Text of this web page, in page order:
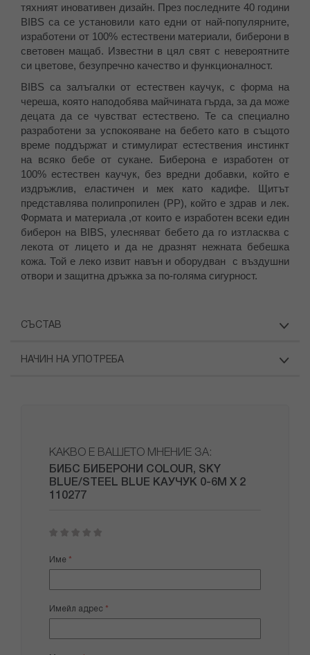
тяхният иновативен дизайн. През последните 40 години
BIBS са се установили като едни от най-популярните,
изработени от 100% естествени материали, биберони в
световен мащаб. Известни в цял свят с невероятните
си цветове, безупречно качество и функционалност.
BIBS са залъгалки от естествен каучук, с форма на
череша, която наподобява майчината гърда, за да може
децата да се чувстват естествено. Те са специално
разработени за успокояване на бебето като в същото
време поддържат и стимулират естествения инстинкт
на всяко бебе от сукане. Биберона е изработен от
100% естествен каучук, без вредни добавки, който е
издръжлив, еластичен и мек като кадифе. Щитът
представлява полипропилен (PP), който е здрав и лек.
Формата и материала ,от които е изработен всеки един
биберон на BIBS, улесняват бебето да го изтласква с
лекота от лицето и да не дразнят нежната бебешка
кожа. Той е леко извит навън и оборудван с въздушни
отвори и защитна дръжка за по-голяма сигурност.
СЪСТАВ
НАЧИН НА УПОТРЕБА
КАКВО Е ВАШЕТО МНЕНИЕ ЗА:
БИБС БИБЕРОНИ COLOUR, SKY
BLUE/STEEL BLUE КАУЧУК 0-6М X 2
110277
star
stars
stars
stars
stars
Име
Имейл адрес